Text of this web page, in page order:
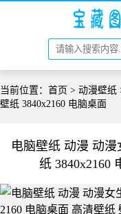
当前位置： 首页 > 动漫壁纸
壁纸 3840x2160 电脑桌面
电脑壁纸 动漫 动
纸 3840x2160